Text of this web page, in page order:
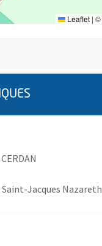
Leaflet | ©
Jacques Nazareth